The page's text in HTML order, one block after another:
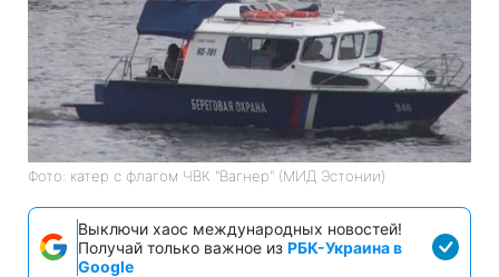
Фото: катер с флагом ЧВК "Вагнер" (МИД Эстонии)
Выключи хаос международных новостей!
Получай только важное из РБК-Украина в
Google